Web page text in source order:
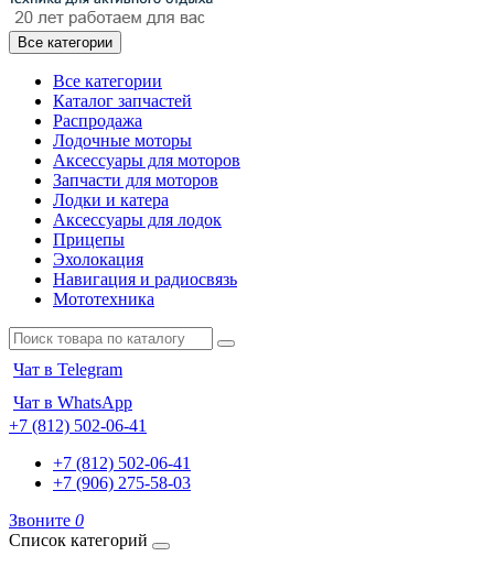
Все категории
Все категории
Каталог запчастей
Распродажа
Лодочные моторы
Аксессуары для моторов
Запчасти для моторов
Лодки и катера
Аксессуары для лодок
Прицепы
Эхолокация
Навигация и радиосвязь
Мототехника
Чат в Telegram
Чат в WhatsApp
+7 (812) 502-06-41
+7 (812) 502-06-41
+7 (906) 275-58-03
Звоните 0
Список категорий